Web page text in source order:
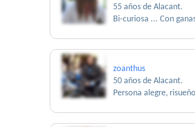
55 años de Alacant.
Bi-curiosa ... Con
zoanthus
50 años de Alacant.
Persona alegre,